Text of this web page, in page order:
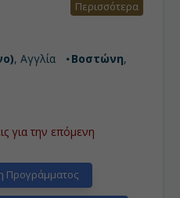
Περισσότερα
, Αγγλία Βοστώνη,
για την επόμενη
Προγράμματος